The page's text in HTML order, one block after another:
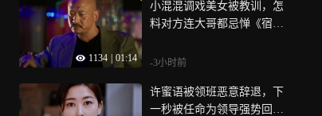
1134 01:14
小混混调戏美女被教训，怎
料对方连大哥都忌惮《宿
-3小时前
许蜜语被领班恶意辞退，下
一秒被任命为领导强势回归